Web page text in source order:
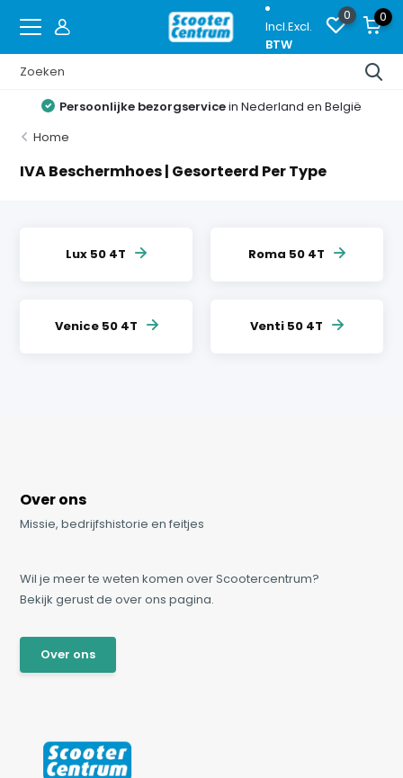
Incl.Excl.
BTW
0 0
Persoonlijke bezorgservicein Nederland en België
Home
IVA Beschermhoes | Gesorteerd Per Type
Lux 50 4T Roma 50 4T
Venice 50 4T Venti 50 4T
Over ons
Missie, bedrijfshistorie en feitjes
Wil je meer te weten komen over Scootercentrum?
Bekijk gerust de over ons pagina.
Over ons